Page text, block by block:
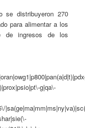
se distribuyeron 270
para alimentar a los
de ingresos de los
g|qa\-